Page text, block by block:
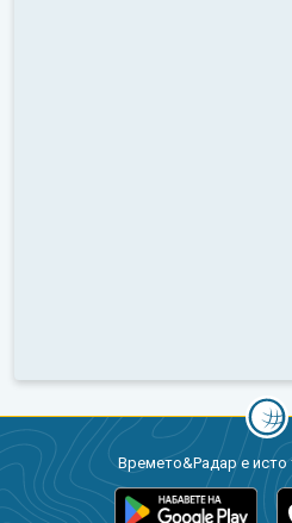
Времето&Радар е исто